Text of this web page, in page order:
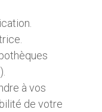
à vos
de votre